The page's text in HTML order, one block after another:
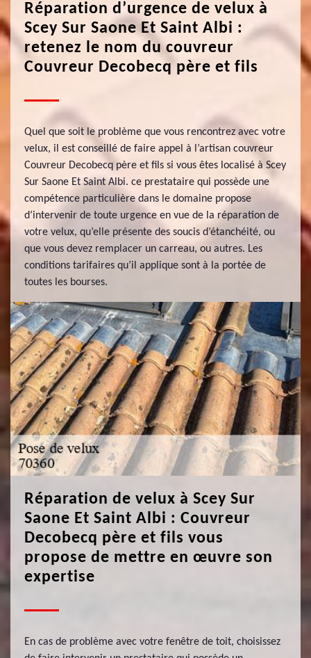
Réparation d’urgence de velux à
Scey Sur Saone Et Saint Albi :
retenez le nom du couvreur
Couvreur Decobecq père et fils
Quel que soit le problème que vous rencontrez avec votre
velux, il est conseillé de faire appel à l’artisan couvreur
Couvreur Decobecq père et fils si vous êtes localisé à Scey
Sur Saone Et Saint Albi. ce prestataire qui possède une
compétence particulière dans le domaine propose
d’intervenir de toute urgence en vue de la réparation de
votre velux, qu’elle présente des soucis d’étanchéité, ou
que vous devez remplacer un carreau, ou autres. Les
conditions tarifaires qu’il applique sont à la portée de
toutes les bourses.
Réparation de velux à Scey Sur
Saone Et Saint Albi : Couvreur
Decobecq père et fils vous
propose de mettre en œuvre son
expertise
En cas de problème avec votre fenêtre de toit, choisissez